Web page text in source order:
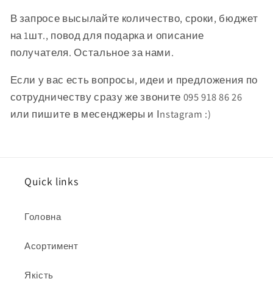
В запросе высылайте количество, сроки, бюджет
на 1шт., повод для подарка и описание
получателя. Остальное за нами.
Если у вас есть вопросы, идеи и предложения по
сотрудничеству сразу же звоните 095 918 86 26
или пишите в месенджеры и Іnstagram :)
Quick links
Головна
Асортимент
Якість